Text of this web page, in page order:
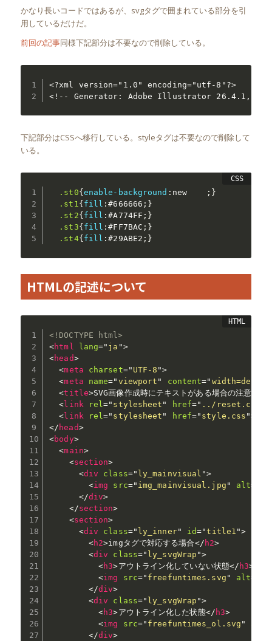
かなり長いコードではあるが、svgタグで囲まれている部分を引
用しているだけだ。
前回の記事同様下記部分は不要なので削除している。
<?xml version="1.0" encoding="utf-8"?>
<!-- Generator: Adobe Illustrator 26.4.1,
下記部分はCSSへ移行している。styleタグは不要なので削除して
いる。
.st0{ enable-background : new ; }
.st1{ fill :#666666 ; }
.st2{ fill :#A774FF ; }
.st3{ fill :#FF7BAC ; }
.st4{ fill :#29ABE2 ; }
HTMLの記述について
<!DOCTYPE html>
<html lang=" ja ">
<head>
<meta charset=" UTF-8 ">
<meta name=" viewport " content="
<title>SVG画像作成時にテキストがある場合の注意
<link rel=" stylesheet " href=" ../reset.css
<link rel=" stylesheet " href=" style.css ">
</ head>
<body>
<main>
<section>
<div class=" ly_mainvisual ">
<img src=" img_mainvisual.jpg " alt=
</div>
</section>
<section>
<div class=" ly_inner" id="title1 ">
<h2>imgタグで対応する場合</ h2>
<div class=" ly_svgWrap ">
<h3>アウトライン化していない状態</ h3>
<img src=" freefuntimes.svg " alt=
</div>
<div class=" ly_svgWrap ">
<h3>アウトライン化した状態</ h3>
<img src=" freefuntimes_ol.svg "
</div>